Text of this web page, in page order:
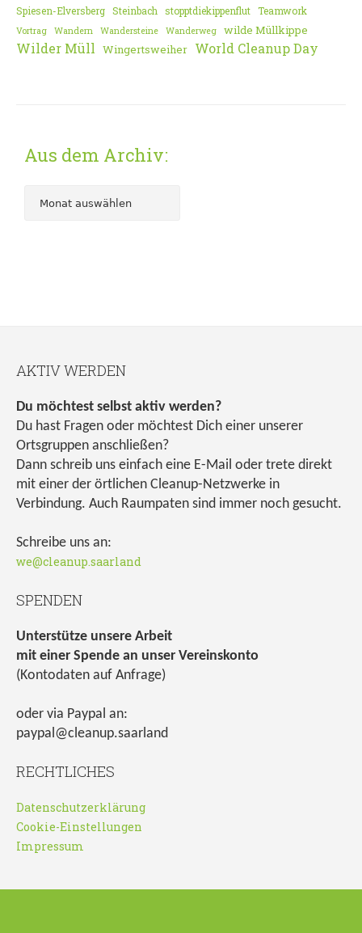
Spiesen-Elversberg Steinbach stopptdiekippenflut Teamwork
Vortrag Wandern Wandersteine Wanderweg wilde Müllkippe
Wilder Müll Wingertsweiher World Cleanup Day
Aus dem Archiv:
AKTIV WERDEN
Du möchtest selbst aktiv werden?
Du hast Fragen oder möchtest Dich einer unserer
Ortsgruppen anschließen?
Dann schreib uns einfach eine E-Mail oder trete direkt
mit einer der örtlichen Cleanup-Netzwerke in
Verbindung. Auch Raumpaten sind immer noch gesucht.
Schreibe uns an:
we@cleanup.saarland
SPENDEN
Unterstütze unsere Arbeit
mit einer Spende an unser Vereinskonto
(Kontodaten auf Anfrage)
oder via Paypal an:
paypal@cleanup.saarland
RECHTLICHES
Datenschutzerklärung
Cookie-Einstellungen
Impressum